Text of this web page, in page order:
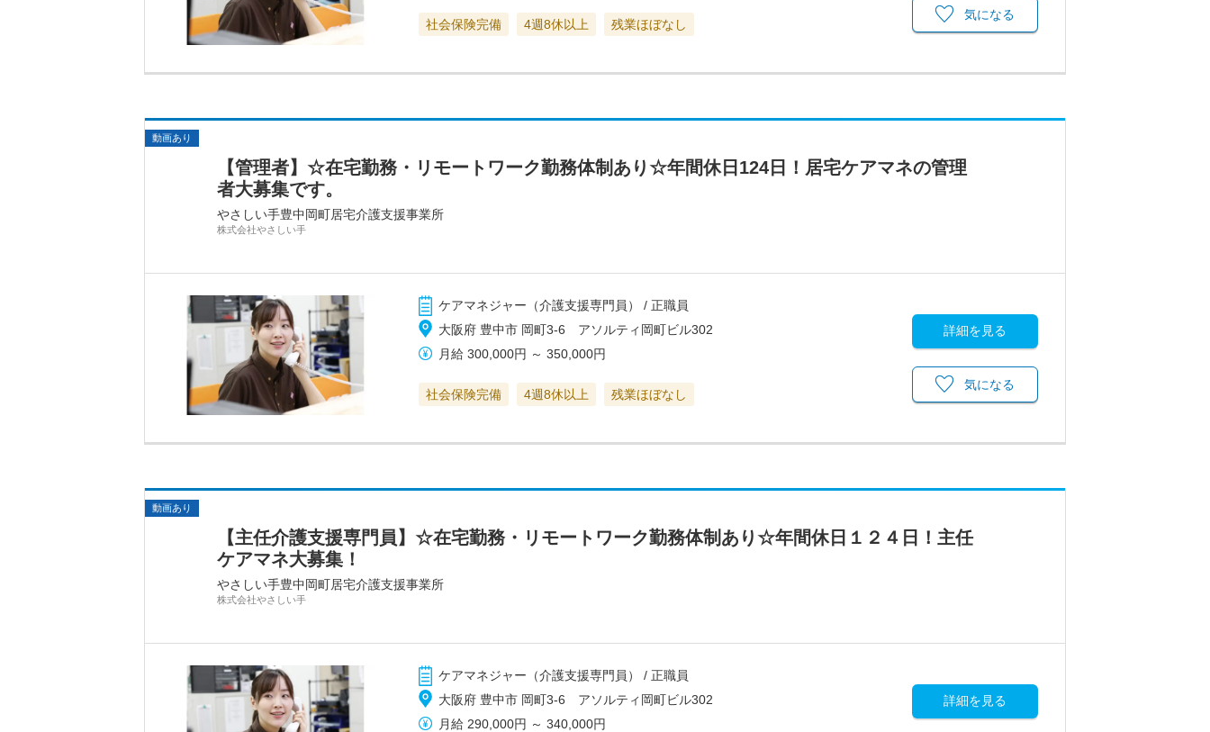
社会保険完備 4週8休以上 残業ほぼなし
気になる
動画あり
【管理者】☆在宅勤務・リモートワーク勤務体制あり☆年間休日124日！居宅ケアマネの管理
者大募集です。
やさしい手豊中岡町居宅介護支援事業所
株式会社やさしい手
ケアマネジャー（介護支援専門員） / 正職員
大阪府 豊中市 岡町3-6 アソルティ岡町ビル302
月給 300,000円 ～350,000円
社会保険完備 4週8休以上 残業ほぼなし
詳細を見る
気になる
動画あり
【主任介護支援専門員】☆在宅勤務・リモートワーク勤務体制あり☆年間休日１２４日！主任
ケアマネ大募集！
やさしい手豊中岡町居宅介護支援事業所
株式会社やさしい手
ケアマネジャー（介護支援専門員） / 正職員
大阪府 豊中市 岡町3-6 アソルティ岡町ビル302
月給 290,000円 ～340,000円
詳細を見る